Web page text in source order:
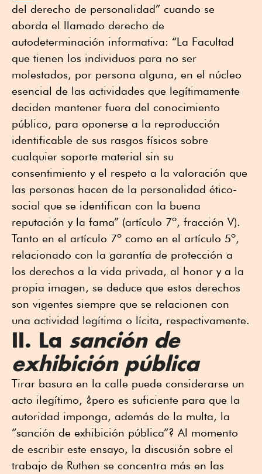
del derecho de personalidad” cuando se
aborda el llamado derecho de
autodeterminación informativa: “La Facultad
que tienen los individuos para no ser
molestados, por persona alguna, en el núcleo
esencial de las actividades que legítimamente
deciden mantener fuera del conocimiento
público, para oponerse a la reproducción
identificable de sus rasgos físicos sobre
cualquier soporte material sin su
consentimiento y el respeto a la valoración que
las personas hacen de la personalidad ético-
social que se identifican con la buena
reputación y la fama” (artículo 7º, fracción V).
Tanto en el artículo 7º como en el artículo 5º,
relacionado con la garantía de protección a
los derechos a la vida privada, al honor y a la
propia imagen, se deduce que estos derechos
son vigentes siempre que se relacionen con
una actividad legítima o lícita, respectivamente.
II. La sanción de
exhibición pública
Tirar basura en la calle puede considerarse un
acto ilegítimo, ¿pero es suficiente para que la
autoridad imponga, además de la multa, la
“sanción de exhibición pública”? Al momento
de escribir este ensayo, la discusión sobre el
trabajo de Ruthen se concentra más en las